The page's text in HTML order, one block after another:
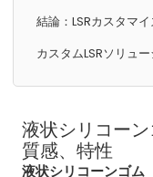
結論：LSRカスタマ
カスタムLSRソリュ
液状シリコーン
質感、特性
液状シリコーンゴム